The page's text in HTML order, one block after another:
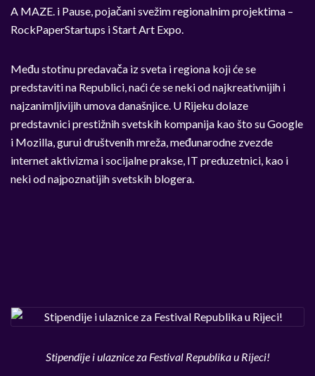
A MAZE. i Pause, pojačani svežim regionalnim projektima –
RockPaperStartups i Start Art Expo.
Među stotinu predavača iz sveta i regiona koji će se
predstaviti na Republici, naći će se neki od najkreativnijih i
najzanimljivijih umova današnjice. U Rijeku dolaze
predstavnici prestižnih svetskih kompanija kao što su Google
i Mozilla, gurui društvenih mreža, međunarodne zvezde
internet aktivizma i socijalne prakse, IT preduzetnici, kao i
neki od najpoznatijih svetskih blogera.
Stipendije i ulaznice za Festival Republika u Rijeci!